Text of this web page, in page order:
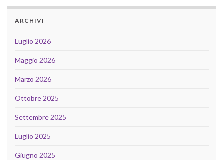
ARCHIVI
Luglio 2026
Maggio 2026
Marzo 2026
Ottobre 2025
Settembre 2025
Luglio 2025
Giugno 2025